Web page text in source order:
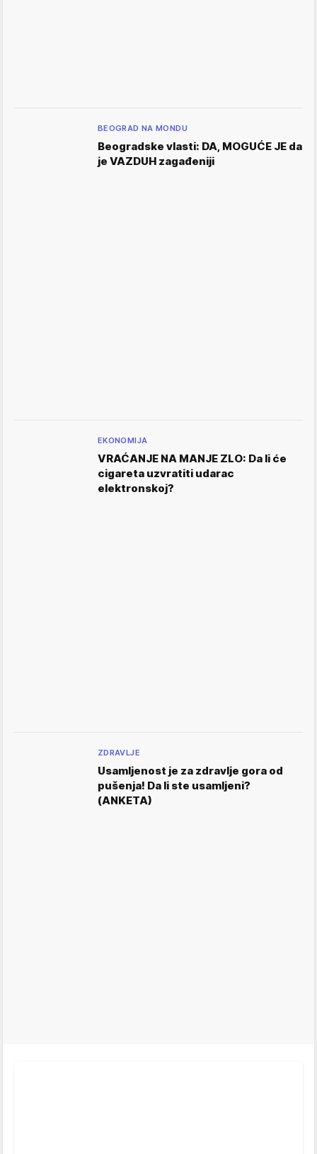
BEOGRAD NA MONDU
Beogradske vlasti: DA, MOGUĆE JE da
je VAZDUH zagađeniji
EKONOMIJA
VRAĆANJE NA MANJE ZLO: Da li će
cigareta uzvratiti udarac
elektronskoj?
ZDRAVLJE
Usamljenost je za zdravlje gora od
pušenja! Da li ste usamljeni?
(ANKETA)